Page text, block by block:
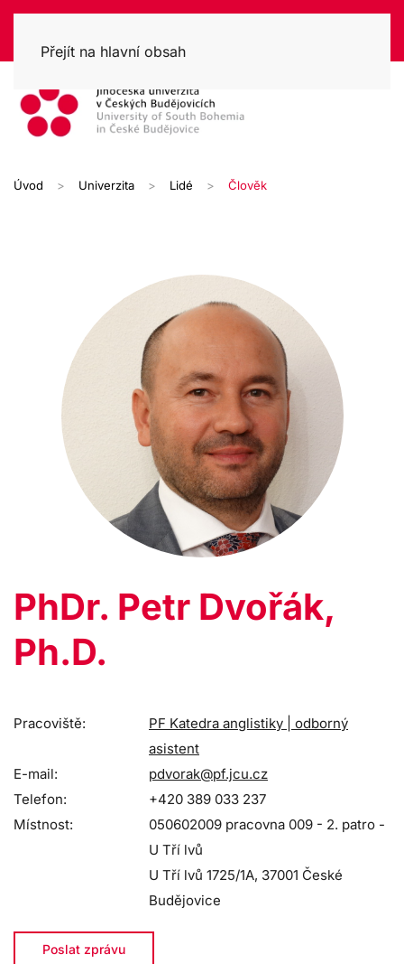
Přejít na hlavní obsah
Úvod Univerzita Lidé Člověk
PhDr. Petr Dvořák,
Ph.D.
Pracoviště:
PF Katedra anglistiky | odborný
asistent
E-mail:
pdvorak@pf.jcu.cz
Telefon:
+420 389 033 237
Místnost:
050602009 pracovna 009 - 2. patro -
U Tří lvů
U Tří lvů 1725/1A, 37001 České
Budějovice
Poslat zprávu